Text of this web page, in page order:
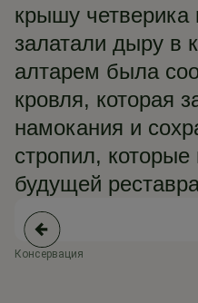
крышу четверика
залатали дыру в
алтарем была
кровля, которая
намокания и
стропил, которые
будущей
Консервация